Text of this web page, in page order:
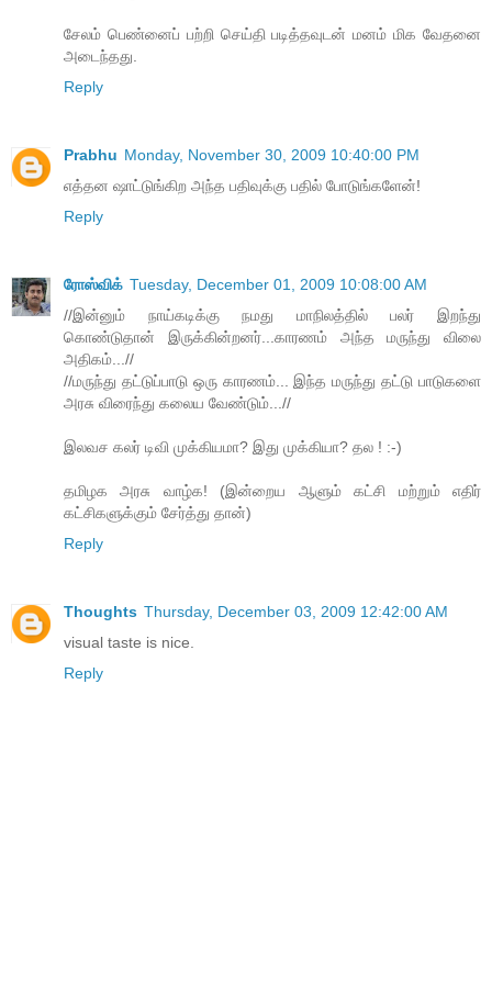
சேலம் பெண்னைப் பற்றி செய்தி படித்தவுடன் மனம் மிக வேதனை
அடைந்தது.
Reply
Prabhu Monday, November 30, 2009 10:40:00 PM
எத்தன ஷாட்டுங்கிற அந்த பதிவுக்கு பதில் போடுங்களேன்!
Reply
ரோஸ்விக் Tuesday, December 01, 2009 10:08:00 AM
//இன்னும் நாய்கடிக்கு நமது மாநிலத்தில் பலர் இறந்து
கொண்டுதான் இருக்கின்றனர்...காரணம் அந்த மருந்து விலை
அதிகம்...//
//மருந்து தட்டுப்பாடு ஒரு காரணம்... இந்த மருந்து தட்டு பாடுகளை
அரசு விரைந்து கலைய வேண்டும்...//
இலவச கலர் டிவி முக்கியமா? இது முக்கியா? தல ! :-)
தமிழக அரசு வாழ்க! (இன்றைய ஆளும் கட்சி மற்றும் எதிர்
கட்சிகளுக்கும் சேர்த்து தான்)
Reply
Thoughts Thursday, December 03, 2009 12:42:00 AM
visual taste is nice.
Reply